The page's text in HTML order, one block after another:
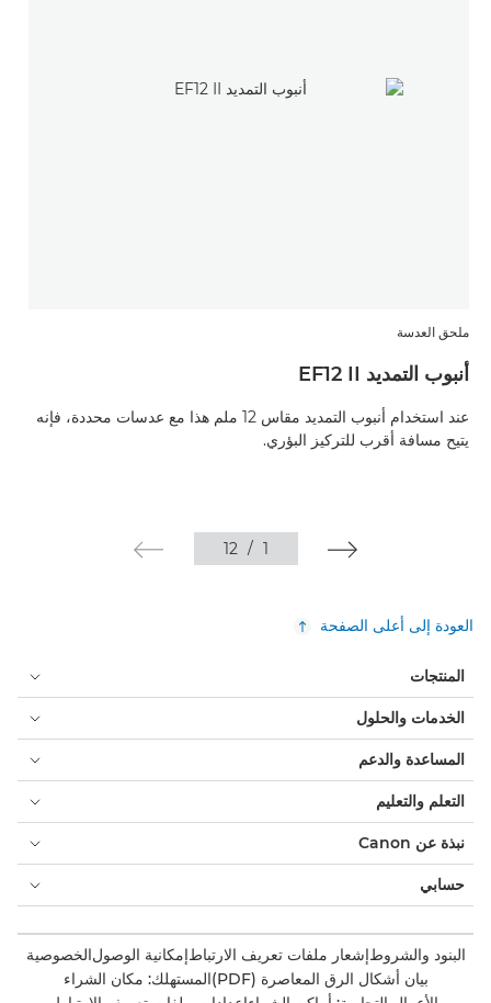
ملحق العدسة
أنبوب التمديد EF12 II
عند استخدام أنبوب التمديد مقاس 12 ملم هذا مع عدسات محددة، فإنه
يتيح مسافة أقرب للتركيز البؤري.
1
/
12
العودة إلى أعلى الصفحة
المنتجات
الخدمات والحلول
المساعدة والدعم
التعلم والتعليم
نبذة عن Canon
حسابي
البنود والشروطإشعار ملفات تعريف الارتباطإمكانية الوصولالخصوصية
بيان أشكال الرق المعاصرة (PDF)
المستهلك: مكان الشراء